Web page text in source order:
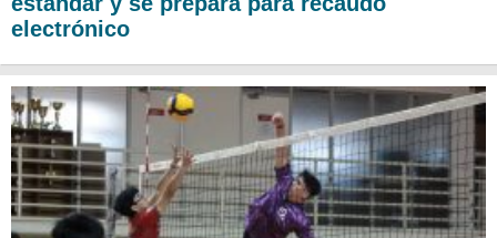
electrónico